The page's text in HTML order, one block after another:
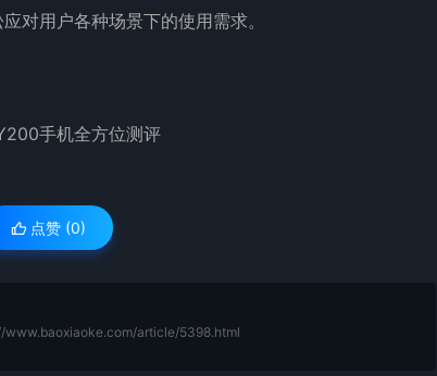
对用户各种场景下的使用需求。
点赞 (0)
www.baoxiaoke.com/article/5398.html